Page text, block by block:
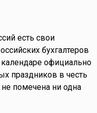
есть свои
бухгалтеров
официально
праздников в честь
помечена ни одна